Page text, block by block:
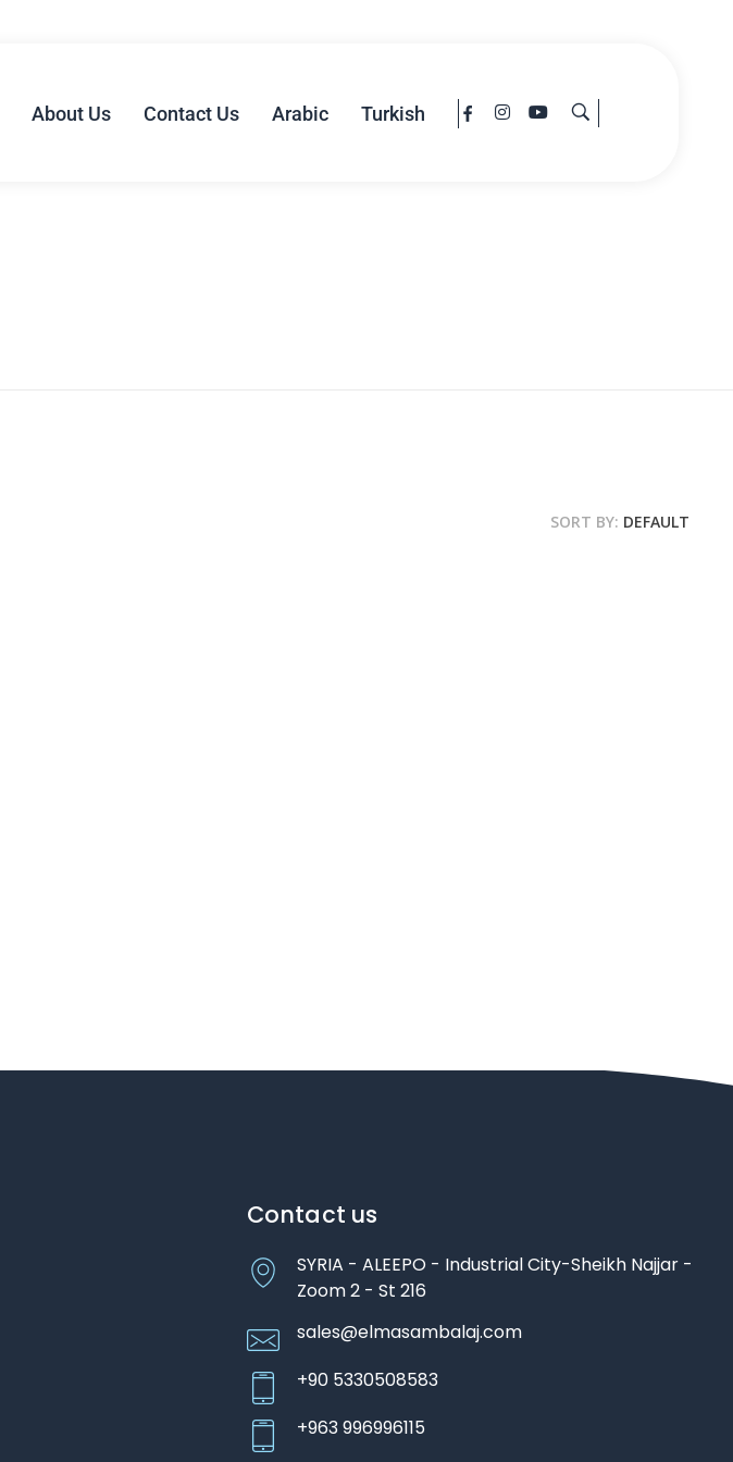
About Us Contact Us Arabic Turkish
SORT BY: DEFAULT
Contact us
SYRIA - ALEEPO - Industrial City-Sheikh Najjar -
Zoom 2 - St 216
sales@elmasambalaj.com
+90 5330508583
+963 996996115